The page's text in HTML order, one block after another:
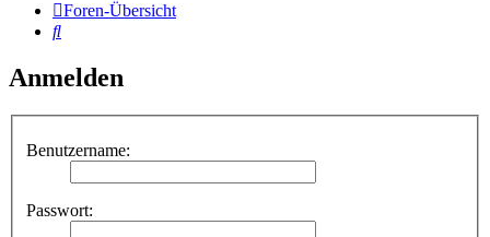
Foren-Übersicht
Suche
Anmelden
Benutzername:
Passwort: